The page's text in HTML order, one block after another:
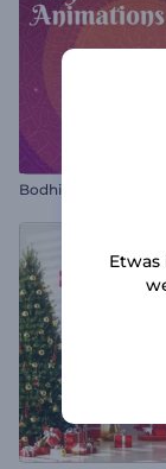
Bodhi-Tag